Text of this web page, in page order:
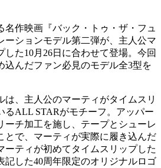
名作映画『バック・トゥ・ザ・フュ
ーションモデル第二弾が、主人公マ
した10月26日に合わせて登場。今回
込んだファン必見のモデル全3型を
は、主人公のマーティがタイムスリ
るALL STARがモチーフ。アッパー
ーチ加工を施し、テープとシューレ
とで、マーティが実際に履き込んだ
ーティが初めてタイムスリップした
記した40周年限定のオリジナルロゴ